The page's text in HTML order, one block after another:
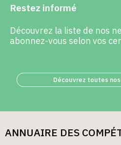
Restez informé
Découvrez la liste de nos
abonnez-vous selon vos
Découvrez toutes
ANNUAIRE DES